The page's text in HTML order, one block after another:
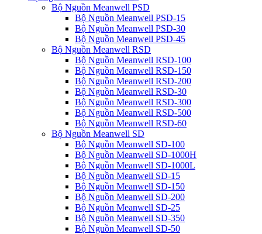
Bộ Nguồn Meanwell PSD
Bộ Nguồn Meanwell PSD-15
Bộ Nguồn Meanwell PSD-30
Bộ Nguồn Meanwell PSD-45
Bộ Nguồn Meanwell RSD
Bộ Nguồn Meanwell RSD-100
Bộ Nguồn Meanwell RSD-150
Bộ Nguồn Meanwell RSD-200
Bộ Nguồn Meanwell RSD-30
Bộ Nguồn Meanwell RSD-300
Bộ Nguồn Meanwell RSD-500
Bộ Nguồn Meanwell RSD-60
Bộ Nguồn Meanwell SD
Bộ Nguồn Meanwell SD-100
Bộ Nguồn Meanwell SD-1000H
Bộ Nguồn Meanwell SD-1000L
Bộ Nguồn Meanwell SD-15
Bộ Nguồn Meanwell SD-150
Bộ Nguồn Meanwell SD-200
Bộ Nguồn Meanwell SD-25
Bộ Nguồn Meanwell SD-350
Bộ Nguồn Meanwell SD-50